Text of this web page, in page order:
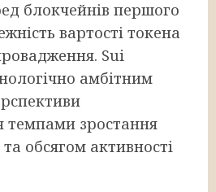
блокчейнів першого
вартості токена
Sui
амбітним
темпами зростання
обсягом активності